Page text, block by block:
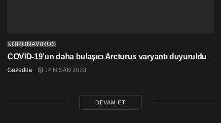
KORONAVİRÜS
COVID-19’un daha bulaşıcı Arcturus varyantı duyuruldu
Gazedda 14 NISAN 2023
DEVAM ET